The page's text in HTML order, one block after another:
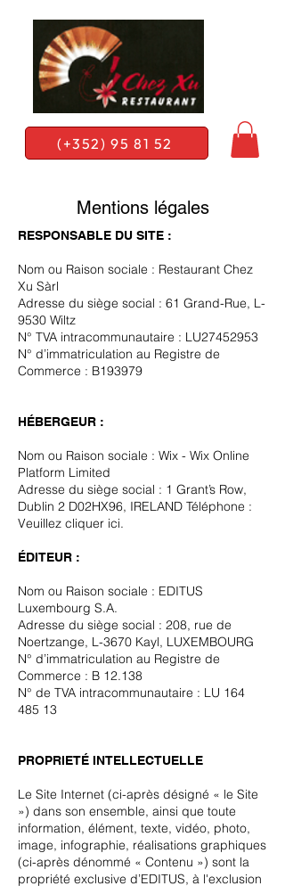
(+352) 95 81 52
Mentions légales
RESPONSABLE DU SITE :
Nom ou Raison sociale : Restaurant Chez
Xu Sàrl
Adresse du siège social : 61 Grand-Rue, L-
9530 Wiltz
N° TVA intracommunautaire : LU27452953
N° d’immatriculation au Registre de
Commerce : B193979
HÉBERGEUR :
Nom ou Raison sociale : Wix - Wix Online
Platform Limited
Adresse du siège social : 1 Grant’s Row,
Dublin 2 D02HX96, IRELAND Téléphone :
Veuillez cliquer ici.
ÉDITEUR :
Nom ou Raison sociale : EDITUS
Luxembourg S.A.
Adresse du siège social : 208, rue de
Noertzange, L-3670 Kayl, LUXEMBOURG
N° d’immatriculation au Registre de
Commerce : B 12.138
N° de TVA intracommunautaire : LU 164
485 13
PROPRIETÉ INTELLECTUELLE
Le Site Internet (ci-après désigné « le Site
») dans son ensemble, ainsi que toute
information, élément, texte, vidéo, photo,
image, infographie, réalisations graphiques
(ci-après dénommé « Contenu ») sont la
propriété exclusive d’EDITUS, à l'exclusion